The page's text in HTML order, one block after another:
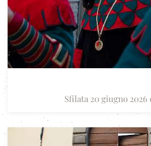
Sfilata 20 giugno 2026